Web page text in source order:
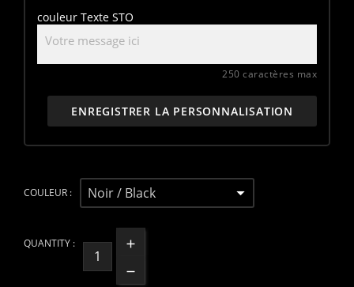
couleur Texte STO
250 caractères max
ENREGISTRER LA PERSONNALISATION
COULEUR :
QUANTITY :